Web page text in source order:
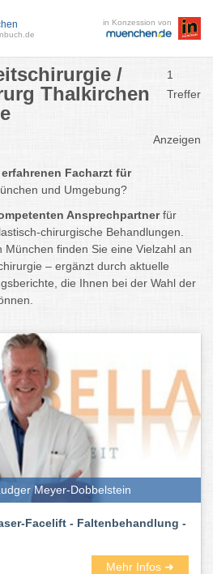
in Konzession von
/
Thalkirchen
1
Treffer
Anzeigen
erfahrenen Facharzt für
und Umgebung?
Ansprechpartnerfür
chirurgische Behandlungen.
München finden Sie eine Vielzahl an
– ergänzt durch aktuelle
die Ihnen bei der Wahl der
Meyer-Dobbelstein
Facelift - Faltenbehandlung -
Mehr Infos ➜